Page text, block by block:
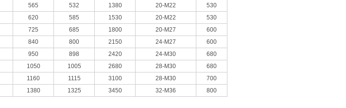
565 532 1380 20-M22
530
620 585 1530 20-M22
530
725 685 1800 20-M27
600
840 800 2150 24-M27
600
950 898 2420 24-M30
680
1050 1005 2680 28-M30
680
1160 1115 3100 28-M30
700
1380 1325 3450 32-M36
800